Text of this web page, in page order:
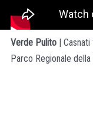
Verde Pulito |
Parco Regionale